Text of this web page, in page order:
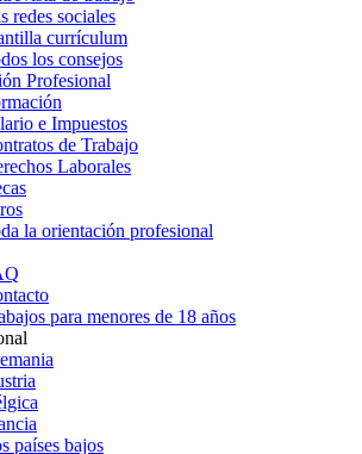
redes sociales
currículum
los consejos
Profesional
e Impuestos
de Trabajo
Laborales
la orientación profesional
para menores de 18 años
países bajos